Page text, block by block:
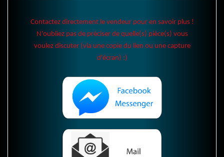
Contactez directement le vendeur pour en savoir plus !
N'oubliez pas de préciser de quelle(s) pièce(s) vous
voulez discuter (via une copie du lien ou une capture
d'écran) :)